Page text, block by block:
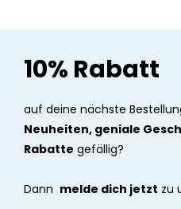
10% Rabatt
auf deine nächste
Neuheiten, geniale
Rabatte gefällig?
Dann melde dich jetzt zu